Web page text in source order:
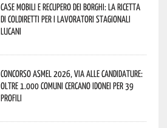
Case mobili e recupero dei borghi: la ricetta
di Coldiretti per i lavoratori stagionali
lucani
Concorso Asmel 2026, via alle candidature:
oltre 1.000 Comuni cercano idonei per 39
profili